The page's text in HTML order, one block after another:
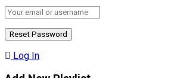
Log In